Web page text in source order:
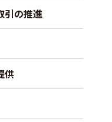
引の推進
供